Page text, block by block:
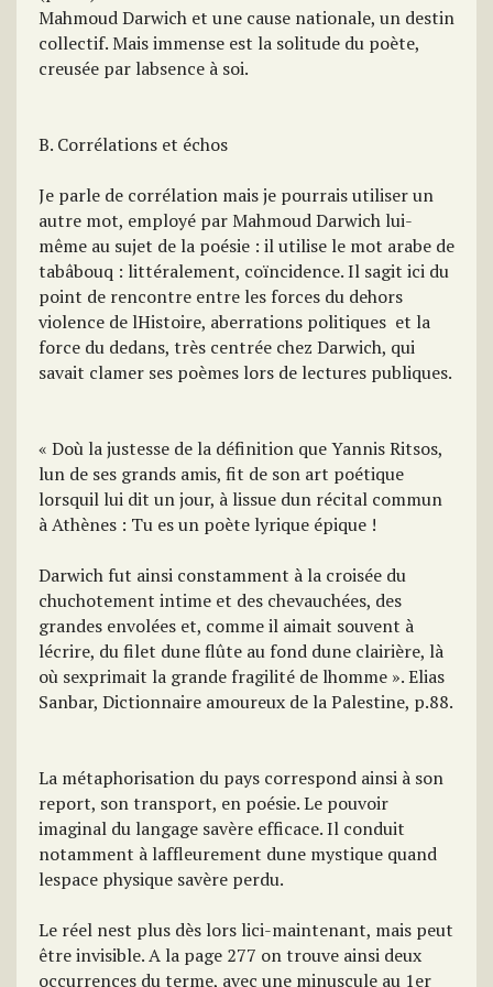
Mahmoud Darwich et une cause nationale, un destin
collectif. Mais immense est la solitude du poète,
creusée par labsence à soi.
B. Corrélations et échos
Je parle de corrélation mais je pourrais utiliser un
autre mot, employé par Mahmoud Darwich lui-
même au sujet de la poésie : il utilise le mot arabe de
tabâbouq : littéralement, coïncidence. Il sagit ici du
point de rencontre entre les forces du dehors 
violence de lHistoire, aberrations politiques  et la
force du dedans, très centrée chez Darwich, qui
savait clamer ses poèmes lors de lectures publiques.
« Doù la justesse de la définition que Yannis Ritsos,
lun de ses grands amis, fit de son art poétique
lorsquil lui dit un jour, à lissue dun récital commun
à Athènes : Tu es un poète lyrique épique !
Darwich fut ainsi constamment à la croisée du
chuchotement intime et des chevauchées, des
grandes envolées et, comme il aimait souvent à
lécrire, du filet dune flûte au fond dune clairière, là
où sexprimait la grande fragilité de lhomme ». Elias
Sanbar, Dictionnaire amoureux de la Palestine, p.88.
La métaphorisation du pays correspond ainsi à son
report, son transport, en poésie. Le pouvoir
imaginal du langage savère efficace. Il conduit
notamment à laffleurement dune mystique quand
lespace physique savère perdu.
Le réel nest plus dès lors lici-maintenant, mais peut
être invisible. A la page 277 on trouve ainsi deux
occurrences du terme, avec une minuscule au 1er